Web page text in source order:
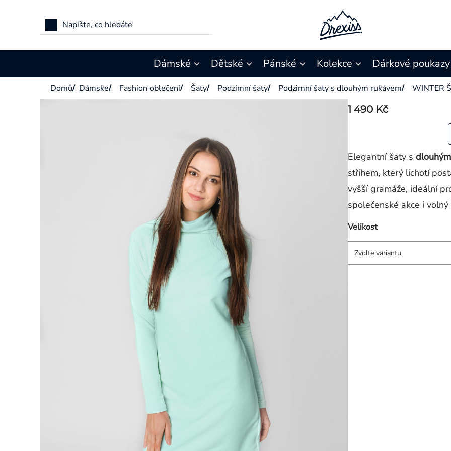
Dámské Dětské Pánské Kolekce Dárkové poukazy
Domů/ Dámské/ Fashion oblečení/ Šaty/ Podzimní šaty/ Podzimní šaty s dlouhým rukávem/ WINTER
1 490 Kč
Velikost
Elegantní šaty s
střihem, který lichotí
vyšší gramáže, ideální
společenské akce i volný